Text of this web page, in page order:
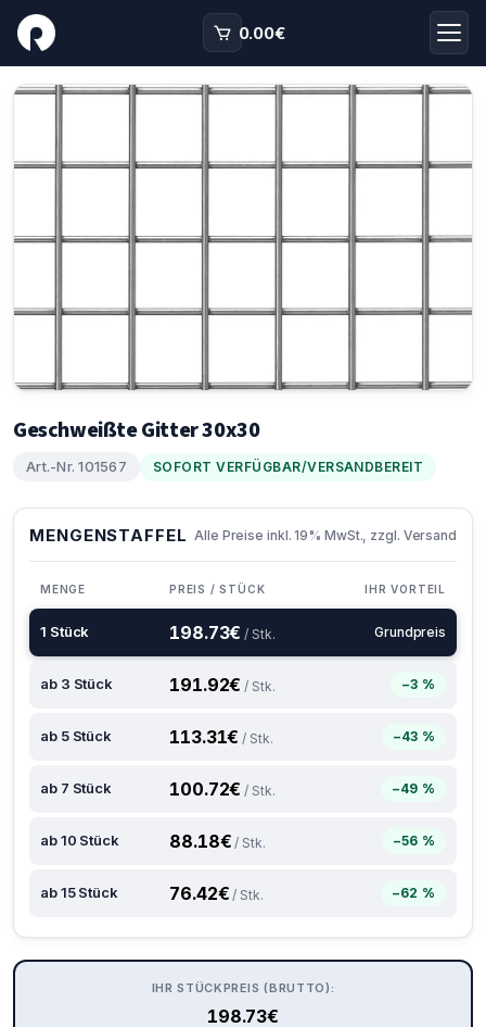
0.00€
Geschweißte Gitter 30x30
Art.-Nr. 101567 SOFORT VERFÜGBAR/VERSANDBEREIT
MENGENSTAFFEL Alle Preise inkl. 19% MwSt., zzgl. Versand
MENGE PREIS / STÜCK IHR VORTEIL
1 Stück 198.73€ / Stk. Grundpreis
ab 3 Stück 191.92€ / Stk. −3 %
ab 5 Stück 113.31€ / Stk. −43 %
ab 7 Stück 100.72€ / Stk. −49 %
ab 10 Stück 88.18€ / Stk. −56 %
ab 15 Stück 76.42€ / Stk. −62 %
IHR STÜCKPREIS (BRUTTO):
198.73€